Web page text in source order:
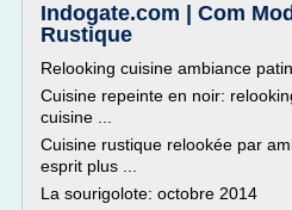
Indogate.com | Com
Rustique
Relooking cuisine ambiance
Cuisine repeinte en noir:
cuisine ...
Cuisine rustique relookée par
esprit plus ...
La sourigolote: octobre 2014